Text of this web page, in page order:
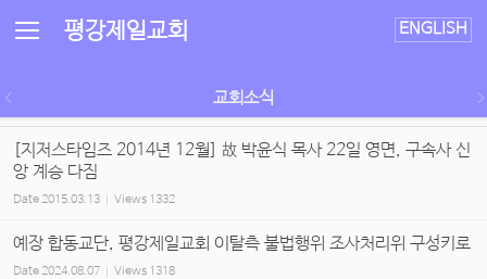
평강제일교회 ENGLISH
교회소식
[지저스타임즈 2014년 12월] 故 박윤식 목사 22일 영면, 구속사 신
앙 계승 다짐
Date 2015.03.13 Views 1332
예장 합동교단, 평강제일교회 이탈측 불법행위 조사처리위 구성키로
Date 2024.08.07 Views 1318